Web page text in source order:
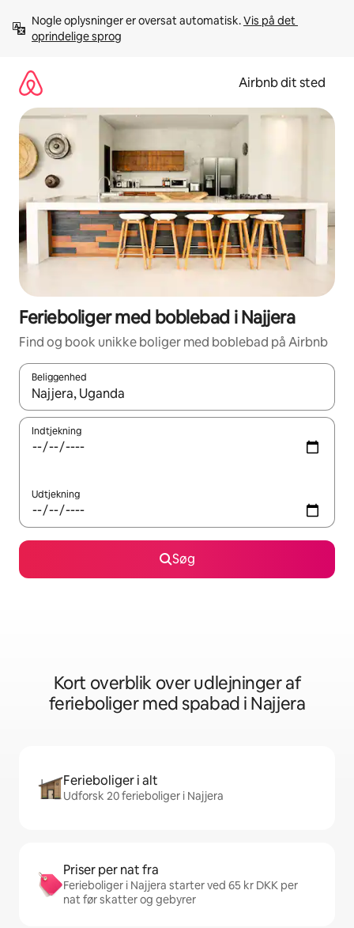
videre
Nogle oplysninger er oversat automatisk. Vis på det
oprindelige sprog
Airbnb dit sted
Ferieboliger med boblebad i Najjera
Find og book unikke boliger med boblebad på Airbnb
Beliggenhed
Når resultaterne er tilgængelige, skal du navigere med
Indtjekning
Udtjekning
Søg
Kort overblik over udlejninger af
ferieboliger med spabad i Najjera
Ferieboliger i alt
Udforsk 20 ferieboliger i Najjera
Priser per nat fra
Ferieboliger i Najjera starter ved 65 kr DKK per
nat før skatter og gebyrer